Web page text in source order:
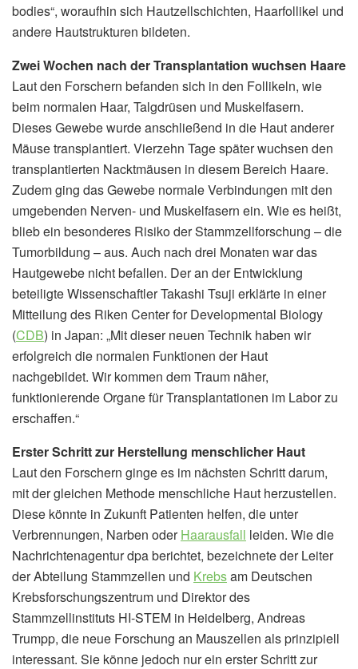
bodies“, woraufhin sich Hautzellschichten, Haarfollikel und
andere Hautstrukturen bildeten.
Zwei Wochen nach der Transplantation wuchsen Haare
Laut den Forschern befanden sich in den Follikeln, wie
beim normalen Haar, Talgdrüsen und Muskelfasern.
Dieses Gewebe wurde anschließend in die Haut anderer
Mäuse transplantiert. Vierzehn Tage später wuchsen den
transplantierten Nacktmäusen in diesem Bereich Haare.
Zudem ging das Gewebe normale Verbindungen mit den
umgebenden Nerven- und Muskelfasern ein. Wie es heißt,
blieb ein besonderes Risiko der Stammzellforschung – die
Tumorbildung – aus. Auch nach drei Monaten war das
Hautgewebe nicht befallen. Der an der Entwicklung
beteiligte Wissenschaftler Takashi Tsuji erklärte in einer
Mitteilung des Riken Center for Developmental Biology
(CDB) in Japan: „Mit dieser neuen Technik haben wir
erfolgreich die normalen Funktionen der Haut
nachgebildet. Wir kommen dem Traum näher,
funktionierende Organe für Transplantationen im Labor zu
erschaffen.“
Erster Schritt zur Herstellung menschlicher Haut
Laut den Forschern ginge es im nächsten Schritt darum,
mit der gleichen Methode menschliche Haut herzustellen.
Diese könnte in Zukunft Patienten helfen, die unter
Verbrennungen, Narben oderHaarausfall leiden. Wie die
Nachrichtenagentur dpa berichtet, bezeichnete der Leiter
der Abteilung Stammzellen und Krebsam Deutschen
Krebsforschungszentrum und Direktor des
Stammzellinstituts HI-STEM in Heidelberg, Andreas
Trumpp, die neue Forschung an Mauszellen als prinzipiell
interessant. Sie könne jedoch nur ein erster Schritt zur